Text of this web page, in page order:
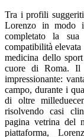
Tra i profili
Lorenzo in modo
completato la
compatibilità
medicina dello
cuore di Roma.
impressionante:
campo, durante i
di oltre
risolvendo casi
pagina vetrina del
piattaforma,